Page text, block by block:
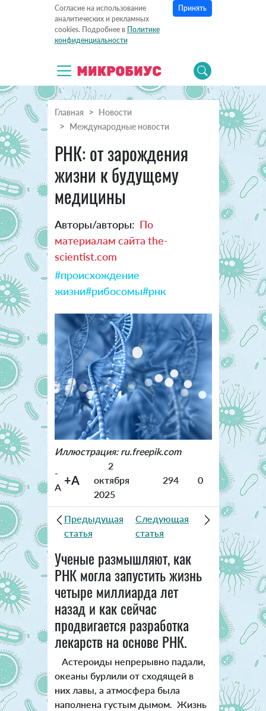
Согласие на использование
аналитических и рекламных
cookies. Подробнее в Политике
конфиденциальности
Принять
Главная
Новости
Международные новости
РНК: от зарождения
жизни к будущему
медицины
Авторы/авторы: По
материалам сайта the-
scientist.com
#происхождение
жизни#рибосомы#рнк
Иллюстрация: ru.freepik.com
-
A +A
2
октября
2025
294 0
Предыдущая
статья
Следующая
статья
Ученые размышляют, как
РНК могла запустить жизнь
четыре миллиарда лет
назад и как сейчас
продвигается разработка
лекарств на основе РНК.
Астероиды непрерывно падали,
океаны бурлили от сходящей в
них лавы, а атмосфера была
наполнена густым дымом. Жизнь